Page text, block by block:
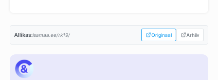
Allikas:isamaa.ee/rk19/ Originaal Arhiiv